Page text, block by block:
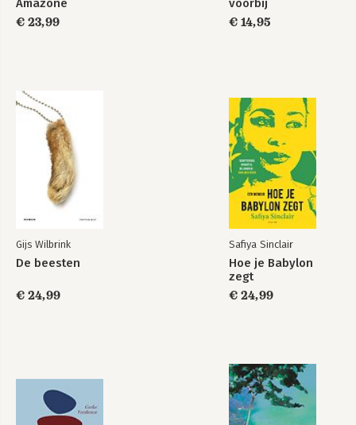
Amazone
€ 23,99
voorbij
€ 14,95
Gijs Wilbrink
De beesten
€ 24,99
Safiya Sinclair
Hoe je Babylon
zegt
€ 24,99